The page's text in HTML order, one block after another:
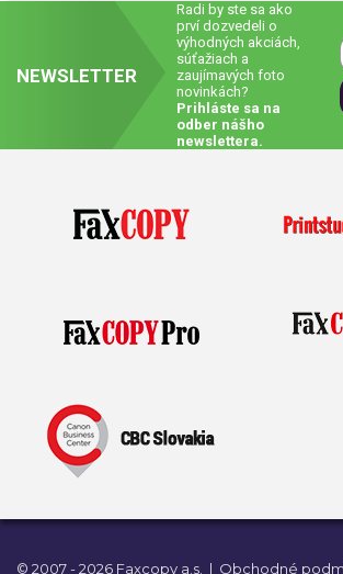
Tašky, vaky, ruksaky
Prívesky, dog tagy, odznaky
Darčeky
Úvod
Kontakty
NEWSLETTER
Radi by ste sa ako
prví dozvedeli o
výhodných akciách,
súťažiach a
zaujímavých foto
novinkách?
Prihláste sa na
odber nášho
newslettera.
© 2007 - 2026 Faxcopy a.s. | Obchodné